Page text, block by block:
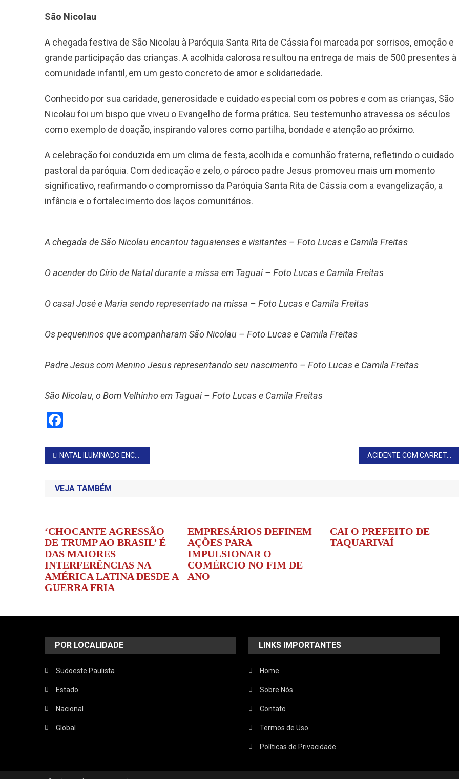
São Nicolau
A chegada festiva de São Nicolau à Paróquia Santa Rita de Cássia foi marcada por sorrisos, emoção e
grande participação das crianças. A acolhida calorosa resultou na entrega de mais de 500 presentes à
comunidade infantil, em um gesto concreto de amor e solidariedade.
Conhecido por sua caridade, generosidade e cuidado especial com os pobres e com as crianças, São
Nicolau foi um bispo que viveu o Evangelho de forma prática. Seu testemunho atravessa os séculos
como exemplo de doação, inspirando valores como partilha, bondade e atenção ao próximo.
A celebração foi conduzida em um clima de festa, acolhida e comunhão fraterna, refletindo o cuidado
pastoral da paróquia. Com dedicação e zelo, o pároco padre Jesus promoveu mais um momento
significativo, reafirmando o compromisso da Paróquia Santa Rita de Cássia com a evangelização, a
infância e o fortalecimento dos laços comunitários.
A chegada de São Nicolau encantou taguaienses e visitantes – Foto Lucas e Camila Freitas
O acender do Círio de Natal durante a missa em Taguaí – Foto Lucas e Camila Freitas
O casal José e Maria sendo representado na missa – Foto Lucas e Camila Freitas
Os pequeninos que acompanharam São Nicolau – Foto Lucas e Camila Freitas
Padre Jesus com Menino Jesus representando seu nascimento – Foto Lucas e Camila Freitas
São Nicolau, o Bom Velhinho em Taguaí – Foto Lucas e Camila Freitas
Navegação
de
Post
NATAL ILUMINADO ENCANTA MORADORES E VISITANTES ACIDENTE COM CARRETA QUE TRANSPORTAVA GADOS DEIXA MOTORISTA FERIDO
VEJA TAMBÉM
‘CHOCANTE AGRESSÃO
DE TRUMP AO BRASIL’ É
DAS MAIORES
INTERFERÊNCIAS NA
AMÉRICA LATINA DESDE A
GUERRA FRIA
EMPRESÁRIOS DEFINEM
AÇÕES PARA
IMPULSIONAR O
COMÉRCIO NO FIM DE
ANO
CAI O PREFEITO DE
TAQUARIVAÍ
POR LOCALIDADE
Sudoeste Paulista
Estado
Nacional
Global
LINKS IMPORTANTES
Home
Sobre Nós
Contato
Termos de Uso
Políticas de Privacidade